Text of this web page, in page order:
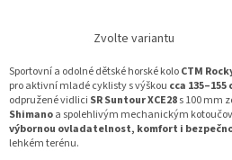
Zvolte variantu
Sportovní a odolné dětské horské koloCTM
pro aktivní mladé cyklisty s výškou cca 135–155
odpružené vidlici SR Suntour XCE28s 100 mm
Shimanoa spolehlivým mechanickým
výbornou ovladatelnost, komfort i
lehkém terénu.